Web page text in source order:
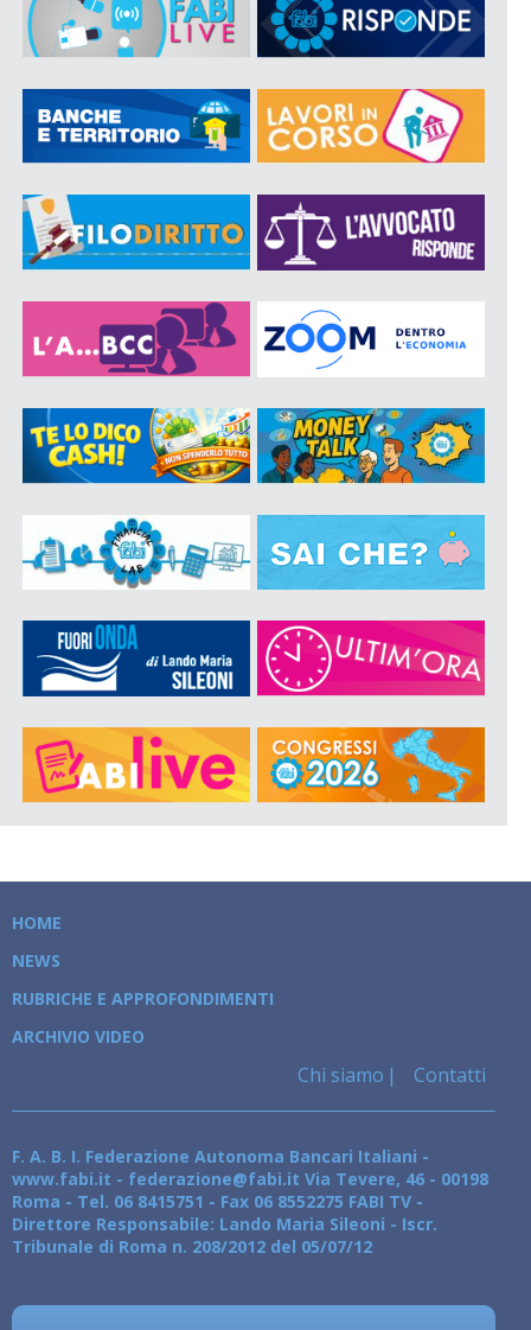
HOME
NEWS
RUBRICHE E APPROFONDIMENTI
ARCHIVIO VIDEO
Chi siamo Contatti
F. A. B. I. Federazione Autonoma Bancari Italiani -
www.fabi.it - federazione@fabi.it Via Tevere, 46 - 00198
Roma - Tel. 06 8415751 - Fax 06 8552275 FABI TV -
Direttore Responsabile: Lando Maria Sileoni - Iscr.
Tribunale di Roma n. 208/2012 del 05/07/12